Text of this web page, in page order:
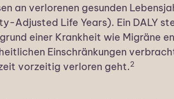
an verlorenen gesunden
Adjusted Life Years). Ein DALY
einer Krankheit wie Migräne
Einschränkungen
vorzeitig verloren geht.2